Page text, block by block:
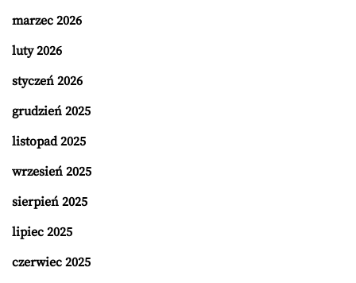
marzec 2026
luty 2026
styczeń 2026
grudzień 2025
listopad 2025
wrzesień 2025
sierpień 2025
lipiec 2025
czerwiec 2025